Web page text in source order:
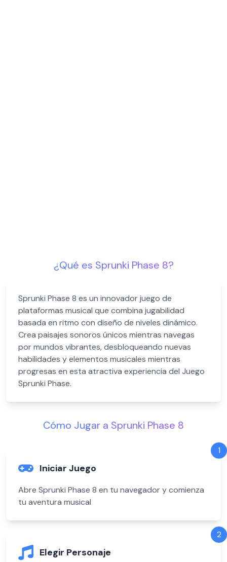
¿Qué es Sprunki Phase 8?
Sprunki Phase 8 es un innovador juego de
plataformas musical que combina jugabilidad
basada en ritmo con diseño de niveles dinámico.
Crea paisajes sonoros únicos mientras navegas
por mundos vibrantes, desbloqueando nuevas
habilidades y elementos musicales mientras
progresas en esta atractiva experiencia del Juego
Sprunki Phase.
Cómo Jugar a Sprunki Phase 8
1
Iniciar Juego
Abre Sprunki Phase 8 en tu navegador y comienza
tu aventura musical
2
Elegir Personaje